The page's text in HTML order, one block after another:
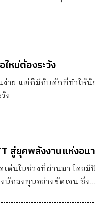
หม่ต้องระวัง
าย แต่ก็มีกับดักที่ทำให้นั
ง
สู่ยุคพลังงานแห่งอน
เด่นในช่วงที่ผ่านมา โดยมี
นักลงทุนอย่างชัดเจน ซึ่ง